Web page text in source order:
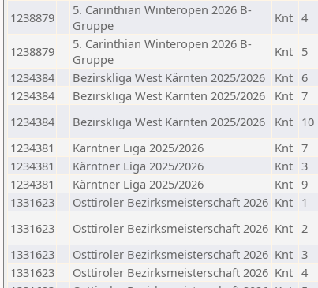
1238879
5. Carinthian Winteropen 2026 B-
Gruppe
Knt 4
1238879
5. Carinthian Winteropen 2026 B-
Gruppe
Knt 5
1234384
Bezirskliga West Kärnten 2025/2026 Knt 6
1234384
Bezirskliga West Kärnten 2025/2026 Knt 7
1234384
Bezirskliga West Kärnten 2025/2026 Knt 10
1234381
Kärntner Liga 2025/2026 Knt 7
1234381
Kärntner Liga 2025/2026 Knt 3
1234381
Kärntner Liga 2025/2026 Knt 9
1331623
Osttiroler Bezirksmeisterschaft 2026 Knt 1
1331623
Osttiroler Bezirksmeisterschaft 2026 Knt 2
1331623
Osttiroler Bezirksmeisterschaft 2026 Knt 3
1331623
Osttiroler Bezirksmeisterschaft 2026 Knt 4